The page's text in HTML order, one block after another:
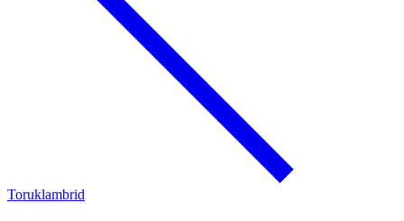
Toruklambrid